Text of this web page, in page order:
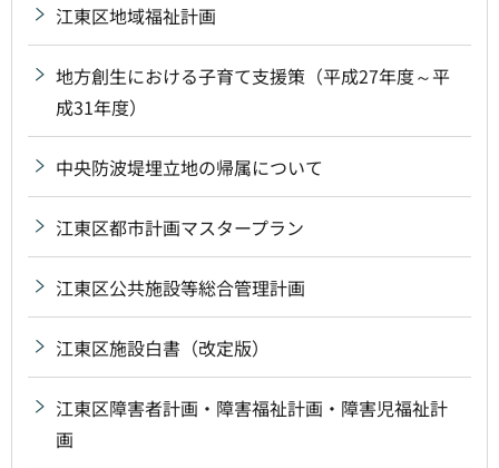
江東区地域福祉計画
地方創生における子育て支援策（平成27年度～平
成31年度）
中央防波堤埋立地の帰属について
江東区都市計画マスタープラン
江東区公共施設等総合管理計画
江東区施設白書（改定版）
江東区障害者計画・障害福祉計画・障害児福祉計
画